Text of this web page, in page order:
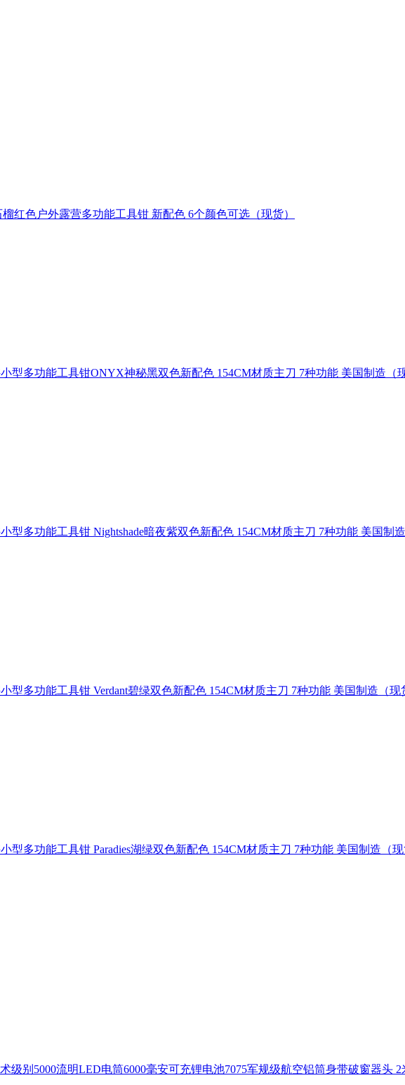
红色户外露营多功能工具钳 新配色 6个颜色可选（现货）
型多功能工具钳ONYX神秘黑双色新配色 154CM材质主刀 7种功能 美国制造（
多功能工具钳 Nightshade暗夜紫双色新配色 154CM材质主刀 7种功能 美国制造
多功能工具钳 Verdant碧绿双色新配色 154CM材质主刀 7种功能 美国制造（现
多功能工具钳 Paradies湖绿双色新配色 154CM材质主刀 7种功能 美国制造（现
级别5000流明LED电筒6000毫安可充锂电池7075军规级航空铝筒身带破窗器头